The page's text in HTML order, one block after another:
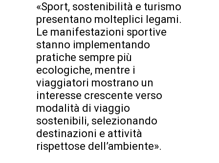
«Sport, sostenibilità e turismo
presentano molteplici legami.
Le manifestazioni sportive
stanno implementando
pratiche sempre più
ecologiche, mentre i
viaggiatori mostrano un
interesse crescente verso
modalità di viaggio
sostenibili, selezionando
destinazioni e attività
rispettose dell’ambiente».